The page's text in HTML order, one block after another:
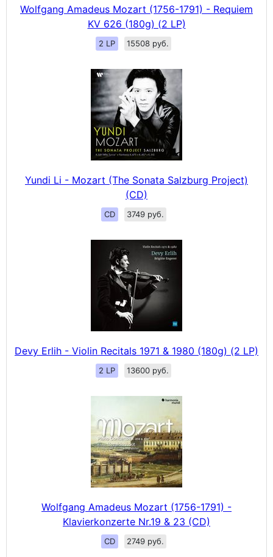
Wolfgang Amadeus Mozart (1756-1791) - Requiem
KV 626 (180g) (2 LP)
2 LP 15508 руб.
Yundi Li - Mozart (The Sonata Salzburg Project)
(CD)
CD 3749 руб.
Devy Erlih - Violin Recitals 1971 & 1980 (180g) (2 LP)
2 LP 13600 руб.
Wolfgang Amadeus Mozart (1756-1791) -
Klavierkonzerte Nr.19 & 23 (CD)
CD 2749 руб.